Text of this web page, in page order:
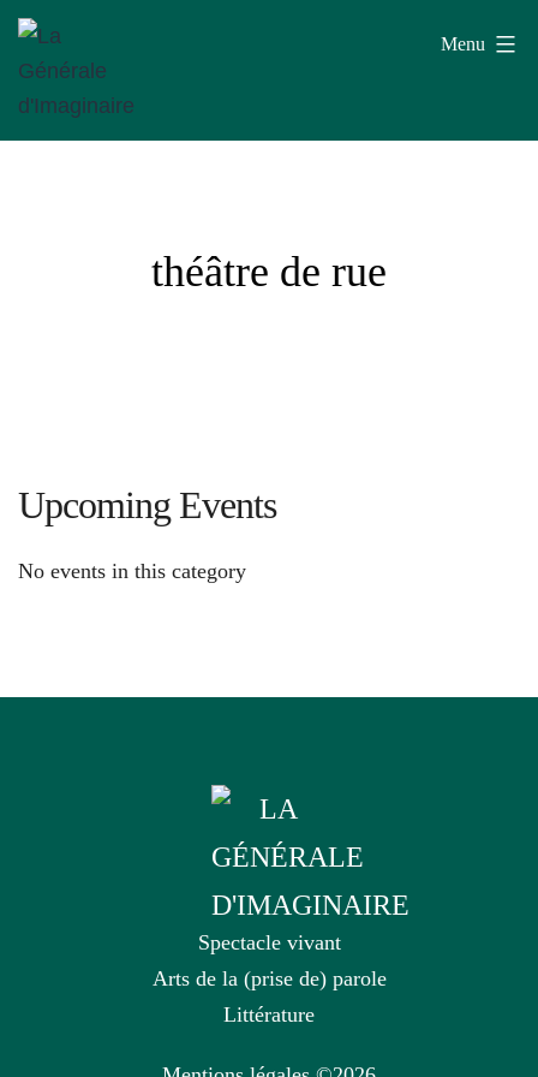
Aller
contenu
Menu
théâtre de rue
Upcoming Events
No events in this category
Spectacle vivant
Arts de la (prise de) parole
Littérature